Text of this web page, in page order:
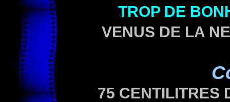
TROP DE
VENUS DE LA
75 CENTILITRES